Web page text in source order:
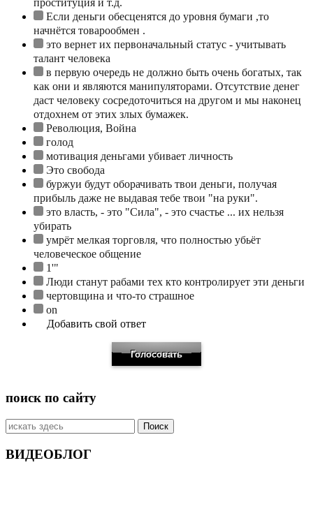
проституция и т.д.
Если деньги обесценятся до уровня бумаги ,то
начнётся товарообмен .
это вернет их первоначальный статус - учитывать
талант человека
в первую очередь не должно быть очень богатых, так
как они и являются манипуляторами. Отсутствие денег
даст человеку сосредоточиться на другом и мы наконец
отдохнем от этих злых бумажек.
Революция, Война
голод
мотивация деньгами убивает личность
Это свобода
буржуи будут оборачивать твои деньги, получая
прибыль даже не выдавая тебе твои "на руки".
это власть, - это "Сила", - это счастье ... их нельзя
убирать
умрёт мелкая торговля, что полностью убьёт
человеческое общение
1'"
Люди станут рабами тех кто контролирует эти деньги
чертовщина и что-то страшное
on
Добавить свой ответ
поиск по сайту
Искать:
ВИДЕОБЛОГ